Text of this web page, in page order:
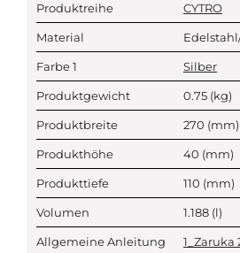
Produktreihe CYTRO
Material
Farbe 1 Silber
Produktgewicht 0.75 (kg)
Produktbreite 270 (mm)
Produkthöhe 40 (mm)
Produkttiefe 110 (mm)
Volumen 1.188 (l)
Allgemeine Anleitung
1_Zaruka